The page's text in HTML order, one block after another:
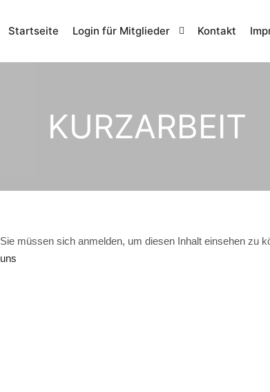
Startseite Login für Mitglieder Kontakt
KURZARBEIT
Sie müssen sich anmelden, um diesen Inhalt einsehen zu
uns